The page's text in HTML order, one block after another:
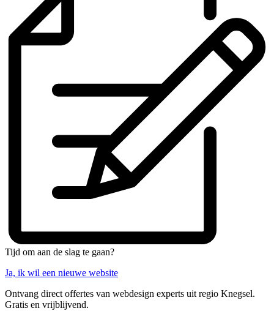
Tijd om aan de slag te gaan?
Ja, ik wil een nieuwe website
Ontvang direct offertes van webdesign experts uit regio Knegsel.
Gratis en vrijblijvend.